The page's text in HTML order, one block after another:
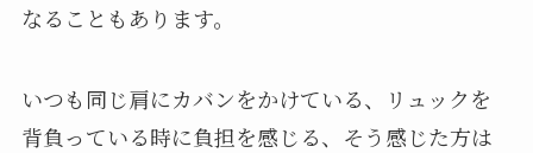
なることもあります。
いつも同じ肩にカバンをかけている、リュックを
背負っている時に負担を感じる、そう感じた方は